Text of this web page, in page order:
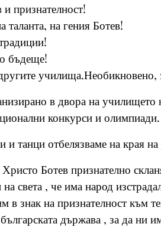
признателност!
на гения Ботев!
бъдеще!
в двора на училището
конкурси и олимпиади.
и танци отбелязваме на края
Ботев признателно
на света , че има народ
в знак на признателност към
държава , за да ни